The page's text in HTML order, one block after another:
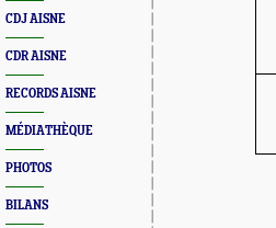
CDJ AISNE
CDR AISNE
RECORDS AISNE
MÉDIATHÈQUE
PHOTOS
BILANS